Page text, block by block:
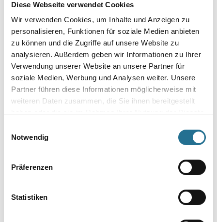
Diese Webseite verwendet Cookies
Wir verwenden Cookies, um Inhalte und Anzeigen zu
personalisieren, Funktionen für soziale Medien anbieten
zu können und die Zugriffe auf unsere Website zu
analysieren. Außerdem geben wir Informationen zu Ihrer
Verwendung unserer Website an unsere Partner für
soziale Medien, Werbung und Analysen weiter. Unsere
Partner führen diese Informationen möglicherweise mit
weiteren Daten zusammen, die Sie ihnen bereitgestellt
Notwendig
Präferenzen
Statistiken
Untergrund und auf Leitern geeignet. Stoßabsorbierende, weiche und
flexible Zweikomponentensohle aus PU/PU. ESD geprüft.
Größe
Farbtonbezeichnung
Umrechnungsfaktoren